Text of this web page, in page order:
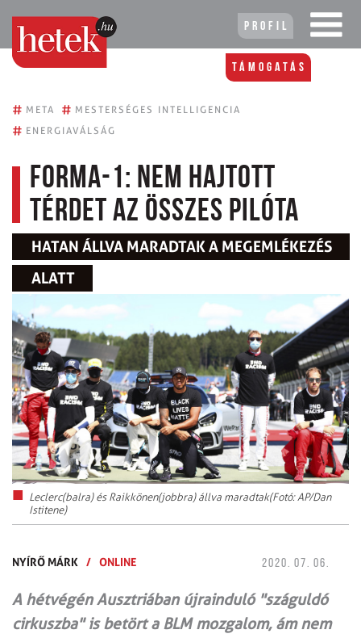
Profil
Támogatás
# META # MESTERSÉGES INTELLIGENCIA
# ENERGIAVÁLSÁG
Forma-1: Nem hajtott
térdet az összes pilóta
HATAN ÁLLVA MARADTAK A MEGEMLÉKEZÉS
ALATT
Leclerc(balra) és Raikkönen(jobbra) állva maradtak(Fotó: AP/Dan
Istitene)
NYÍRŐ MÁRK / ONLINE 2020. 07. 06.
A hétvégén Ausztriában újrainduló "száguldó
cirkuszba" is betört a BLM mozgalom, ám nem